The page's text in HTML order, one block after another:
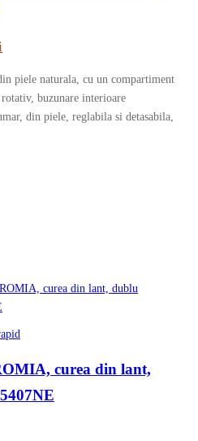
variații.
pot
fi
alese
este:
879.00 lei.
piele naturala, cu un compartiment
buzunare interioare
din piele, reglabila si detasabila,
curea din lant,